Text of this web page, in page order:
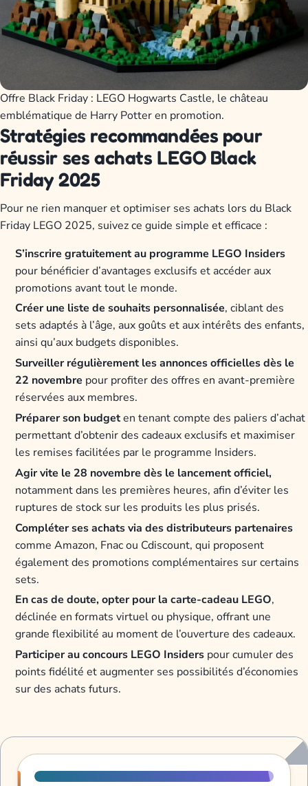
Offre Black Friday : LEGO Hogwarts Castle, le château
emblématique de Harry Potter en promotion.
Stratégies recommandées pour
réussir ses achats LEGO Black
Friday 2025
Pour ne rien manquer et optimiser ses achats lors du Black
Friday LEGO 2025, suivez ce guide simple et efficace :
S’inscrire gratuitement au programme LEGO Insiders
pour bénéficier d’avantages exclusifs et accéder aux
promotions avant tout le monde.
Créer une liste de souhaits personnalisée, ciblant des
sets adaptés à l’âge, aux goûts et aux intérêts des enfants,
ainsi qu’aux budgets disponibles.
Surveiller régulièrement les annonces officielles dès le
22 novembre pour profiter des offres en avant-première
réservées aux membres.
Préparer son budgeten tenant compte des paliers d’achat
permettant d’obtenir des cadeaux exclusifs et maximiser
les remises facilitées par le programme Insiders.
Agir vite le 28 novembre dès le lancement officiel,
notamment dans les premières heures, afin d’éviter les
ruptures de stock sur les produits les plus prisés.
Compléter ses achats via des distributeurs partenaires
comme Amazon, Fnac ou Cdiscount, qui proposent
également des promotions complémentaires sur certains
sets.
En cas de doute, opter pour la carte-cadeau LEGO,
déclinée en formats virtuel ou physique, offrant une
grande flexibilité au moment de l’ouverture des cadeaux.
Participer au concours LEGO Insiders pour cumuler des
points fidélité et augmenter ses possibilités d’économies
sur des achats futurs.
Progression de lecture